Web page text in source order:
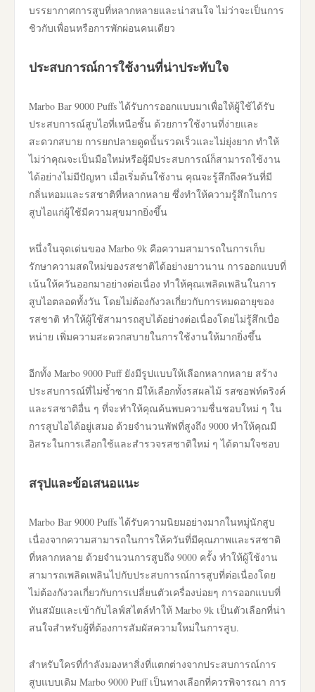
บรรยากาศการสูบที่หลากหลายและน่าสนใจ ไม่ว่าจะเป็นการ
ชิวกับเพื่อนหรือการพักผ่อนคนเดียว
ประสบการณ์การใช้งานที่น่าประทับใจ
Marbo Bar 9000 Puffs ได้รับการออกแบบมาเพื่อให้ผู้ใช้ได้รับ
ประสบการณ์สูบไอที่เหนือชั้น ด้วยการใช้งานที่ง่ายและ
สะดวกสบาย การยกปลายดูดนั้นรวดเร็วและไม่ยุ่งยาก ทำให้
ไม่ว่าคุณจะเป็นมือใหม่หรือผู้มีประสบการณ์ก็สามารถใช้งาน
ได้อย่างไม่มีปัญหา เมื่อเริ่มต้นใช้งาน คุณจะรู้สึกถึงควันที่มี
กลิ่นหอมและรสชาติที่หลากหลาย ซึ่งทำให้ความรู้สึกในการ
สูบไอแก่ผู้ใช้มีความสุขมากยิ่งขึ้น
หนึ่งในจุดเด่นของ Marbo 9k คือความสามารถในการเก็บ
รักษาความสดใหม่ของรสชาติได้อย่างยาวนาน การออกแบบที่
เน้นให้ควันออกมาอย่างต่อเนื่อง ทำให้คุณเพลิดเพลินในการ
สูบไอตลอดทั้งวัน โดยไม่ต้องกังวลเกี่ยวกับการหมดอายุของ
รสชาติ ทำให้ผู้ใช้สามารถสูบได้อย่างต่อเนื่องโดยไม่รู้สึกเบื่อ
หน่าย เพิ่มความสะดวกสบายในการใช้งานให้มากยิ่งขึ้น
อีกทั้ง Marbo 9000 Puff ยังมีรูปแบบให้เลือกหลากหลาย สร้าง
ประสบการณ์ที่ไม่ซ้ำซาก มีให้เลือกทั้งรสผลไม้ รสซอฟท์ดริงค์
และรสชาติอื่น ๆ ที่จะทำให้คุณค้นพบความชื่นชอบใหม่ ๆ ใน
การสูบไอได้อยู่เสมอ ด้วยจำนวนพัฟที่สูงถึง 9000 ทำให้คุณมี
อิสระในการเลือกใช้และสำรวจรสชาติใหม่ ๆ ได้ตามใจชอบ
สรุปและข้อเสนอแนะ
Marbo Bar 9000 Puffs ได้รับความนิยมอย่างมากในหมู่นักสูบ
เนื่องจากความสามารถในการให้ควันที่มีคุณภาพและรสชาติ
ที่หลากหลาย ด้วยจำนวนการสูบถึง 9000 ครั้ง ทำให้ผู้ใช้งาน
สามารถเพลิดเพลินไปกับประสบการณ์การสูบที่ต่อเนื่องโดย
ไม่ต้องกังวลเกี่ยวกับการเปลี่ยนตัวเครื่องบ่อยๆ การออกแบบที่
ทันสมัยและเข้ากับไลฟ์สไตล์ทำให้ Marbo 9k เป็นตัวเลือกที่น่า
สนใจสำหรับผู้ที่ต้องการสัมผัสความใหม่ในการสูบ.
สำหรับใครที่กำลังมองหาสิ่งที่แตกต่างจากประสบการณ์การ
สูบแบบเดิม Marbo 9000 Puff เป็นทางเลือกที่ควรพิจารณา การ